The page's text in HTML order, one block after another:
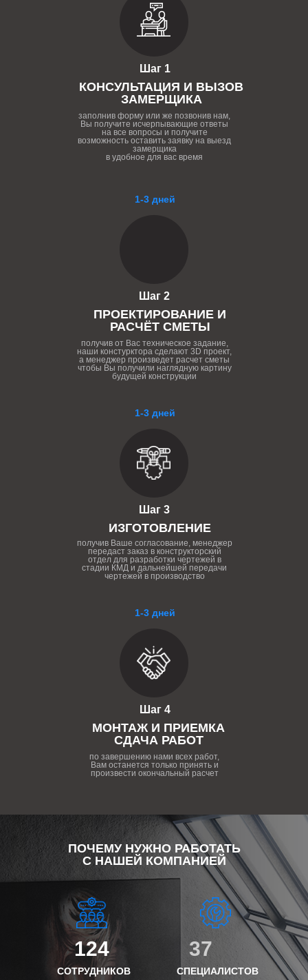
1-3 дней
Шаг 4
МОНТАЖ И ПРИЕМКА
СДАЧА РАБОТ
по завершению нами всех работ,
Вам останется только принять и
произвести окончальный расчет
1-3 дней
Шаг 3
ИЗГОТОВЛЕНИЕ
получив Ваше согласование, менеджер
передаст заказ в конструкторский
отдел для разработки чертежей в
стадии КМД и дальнейшей передачи
чертежей в производство
1-3 дней
Шаг 2
ПРОЕКТИРОВАНИЕ И
РАСЧЁТ СМЕТЫ
получив от Вас техническое задание,
наши констурктора сделают 3D проект,
а менеджер произведет расчет сметы
чтобы Вы получили наглядную картину
будущей конструкции
Шаг 1
КОНСУЛЬТАЦИЯ И ВЫЗОВ
ЗАМЕРЩИКА
заполнив форму или же позвонив нам,
Вы получите исчерпывающие ответы
на все вопросы и получите
возможность оставить заявку на выезд
замерщика
в удобное для вас время
ПОЧЕМУ НУЖНО РАБОТАТЬ
С НАШЕЙ КОМПАНИЕЙ
124
СОТРУДНИКОВ
37
СПЕЦИАЛИСТОВ